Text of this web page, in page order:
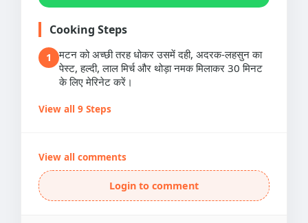
Cooking Steps
1
मटन को अच्छी तरह धोकर उसमें दही, अदरक-लहसुन का
पेस्ट, हल्दी, लाल मिर्च और थोड़ा नमक मिलाकर 30 मिनट
के लिए मेरिनेट करें।
View all 9 Steps
View all comments
Login to comment